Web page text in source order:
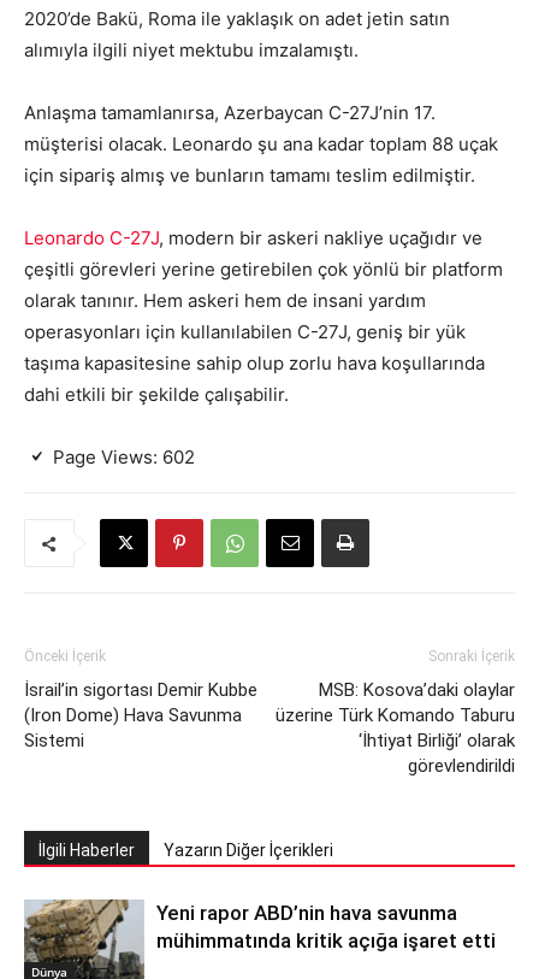
2020’de Bakü, Roma ile yaklaşık on adet jetin satın
alımıyla ilgili niyet mektubu imzalamıştı.
Anlaşma tamamlanırsa, Azerbaycan C-27J’nin 17.
müşterisi olacak. Leonardo şu ana kadar toplam 88 uçak
için sipariş almış ve bunların tamamı teslim edilmiştir.
Leonardo C-27J, modern bir askeri nakliye uçağıdır ve
çeşitli görevleri yerine getirebilen çok yönlü bir platform
olarak tanınır. Hem askeri hem de insani yardım
operasyonları için kullanılabilen C-27J, geniş bir yük
taşıma kapasitesine sahip olup zorlu hava koşullarında
dahi etkili bir şekilde çalışabilir.
Page Views: 602
Önceki İçerik
İsrail’in sigortası Demir Kubbe
(Iron Dome) Hava Savunma
Sistemi
Sonraki İçerik
MSB: Kosova’daki olaylar
üzerine Türk Komando Taburu
‘İhtiyat Birliği’ olarak
görevlendirildi
İlgili Haberler Yazarın Diğer İçerikleri
Dünya
Yeni rapor ABD’nin hava savunma
mühimmatında kritik açığa işaret etti